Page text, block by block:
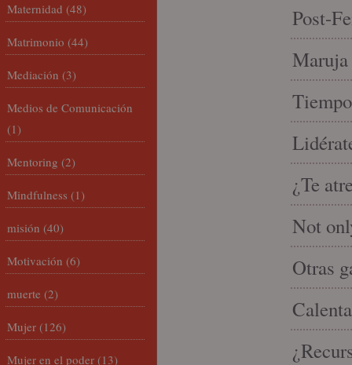
Post-
Maruja
¿Te
Not
Otras
Maternidad (48)
Matrimonio (44)
Mediación (3)
Medios de Comunicación
(1)
Mentoring (2)
Mindfulness (1)
misión (40)
Motivación (6)
muerte (2)
Mujer (126)
Mujer en el poder (13)